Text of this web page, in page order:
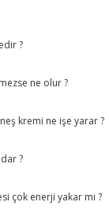
?
ne olur ?
kremi ne işe yarar ?
?
çok enerji yakar mı ?